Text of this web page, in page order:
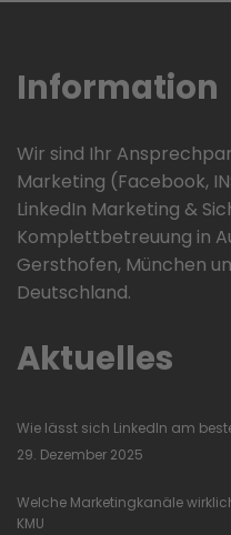
Information
Wir sind Ihr
Marketing (Facebook,
LinkedIn Marketing &
Komplettbetreuung in
Gersthofen, München
Deutschland.
Aktuelles
Wie lässt sich LinkedIn am
29. Dezember 2025
Welche Marketingkanäle
KMU